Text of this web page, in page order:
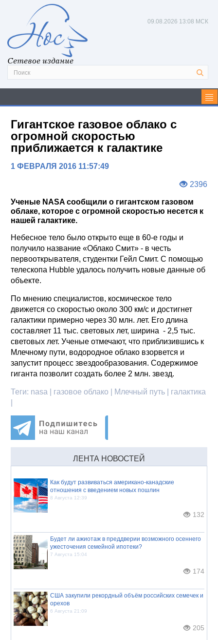
Сетевое издание
09.08.2026 13:08 МСК
Гигантское газовое облако с
огромной скоростью
приближается к галактике
1 ФЕВРАЛЯ 2016 11:57:49
2396
Ученые NASA сообщили о гигантском газовом
облаке, которое с огромной скоростью несется к
нашей галактике.
Небесное тело было открыто еще в 60-е годы и
получило название «Облако Смит» - в честь
первооткрывателя, студентки Гейл Смит. С помощью
телескопа Hubble удалось получить новые данные об
объекте.
По мнению специалистов, космическое тело
движется со скоростью около 300 км/с и достигнет
галактики примерно через 30 млн. лет. Его длина
составляет 11 тыс. световых лет, ширина - 2,5 тыс.
световых лет. Ученые отмечают, что приблизившись к
Млечному пути, водородное облако взорвется и
запустит процесс звездообразования. Содержимое
гиганта позволит создать более 2 млн. звезд.
Теги: nasa | газовое облако | Млечный путь | галактика
ЛЕНТА НОВОСТЕЙ
Как будут развиваться американо-канадские
отношения с введением новых пошлин
8 Августа 12:39
132
Будет ли ажиотаж в преддверии возможного осеннего
ужесточения семейной ипотеки?
7 Августа 15:04
174
США закупили рекордный объём российских семечек и
орехов
6 Августа 21:09
205